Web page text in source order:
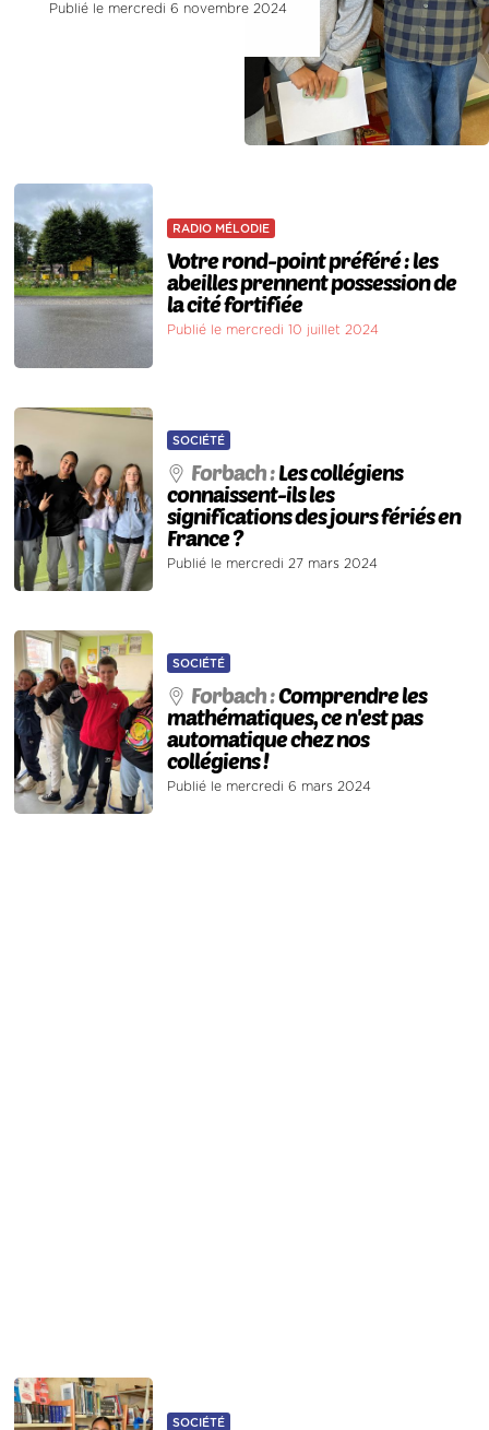
Publié le mercredi 6 novembre 2024
RADIO MÉLODIE
Votre rond-point préféré : les
abeilles prennent possession de
la cité fortifiée
Publié le mercredi 10 juillet 2024
SOCIÉTÉ
Forbach :Les collégiens
connaissent-ils les
significations des jours fériés en
France ?
Publié le mercredi 27 mars 2024
SOCIÉTÉ
Forbach :Comprendre les
mathématiques, ce n'est pas
automatique chez nos
collégiens !
Publié le mercredi 6 mars 2024
SOCIÉTÉ